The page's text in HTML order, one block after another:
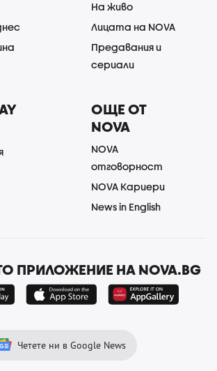
На живо
Лицата на NOVA
Предавания и
сериали
ОЩЕ ОТ
NOVA
NOVA
отговорност
NOVA Кариери
News in English
ПРИЛОЖЕНИЕ НА NOVA.BG
Четете ни в Google News